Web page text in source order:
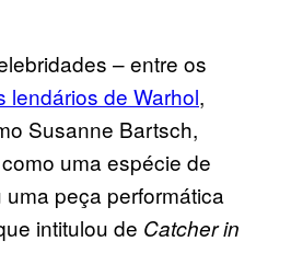
– entre os
lendários de Warhol,
Susanne Bartsch,
uma espécie de
peça performática
intitulou de Catcher in